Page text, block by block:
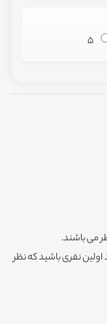
5
می باشند.
نفری باشید که نظر